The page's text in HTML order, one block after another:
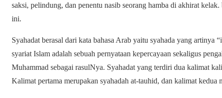
saksi, pelindung, dan penentu nasib seorang hamba di akhirat
ini.
Syahadat berasal dari kata bahasa Arab yaitu syahada yang artinya
syariat Islam adalah sebuah pernyataan kepercayaan sekaligus
Muhammad sebagai rasulNya. Syahadat yang terdiri dua kalimat
Kalimat pertama merupakan syahadah at-tauhid, dan kalimat kedua